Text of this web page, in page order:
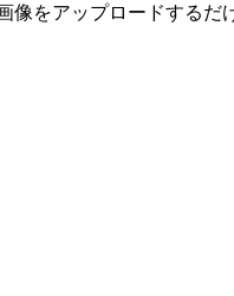
像をアップロードする